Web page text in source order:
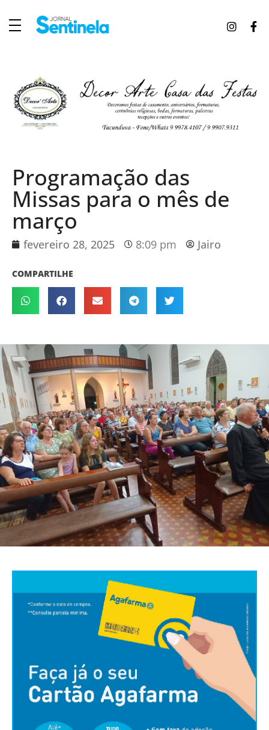
Programação das
Missas para o mês de
março
fevereiro 28, 2025 8:09 pm Jairo
COMPARTILHE